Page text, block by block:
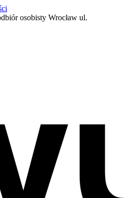
osobisty Wrocław ul.